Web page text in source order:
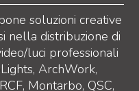
soluzioni creative
nella distribuzione di
luci professionali
ArchWork,
Montarbo, QSC,